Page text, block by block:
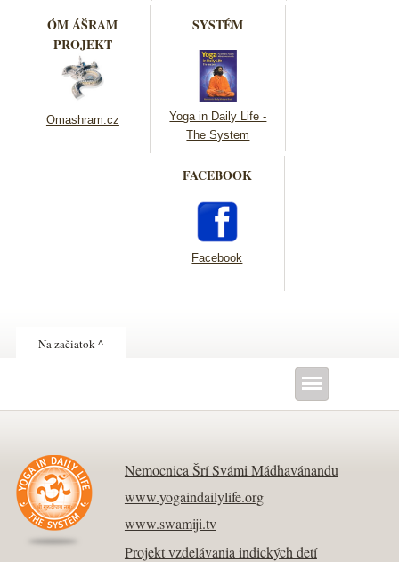
ÓM ÁŠRAM
PROJEKT
Omashram.cz
SYSTÉM
Yoga in Daily Life -
The System
FACEBOOK
Facebook
Na začiatok ^
Nemocnica Šrí Svámi Mádhavánandu
www.yogaindailylife.org
www.swamiji.tv
Projekt vzdelávania indických detí